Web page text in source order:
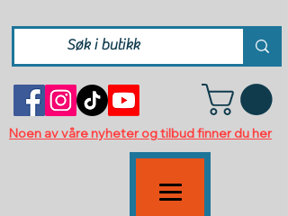
Noen av våre nyheter og tilbud finner du her